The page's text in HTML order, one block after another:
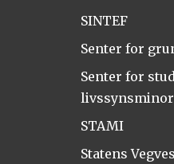
SINTEF
Senter for
Senter for
STAMI
Statens